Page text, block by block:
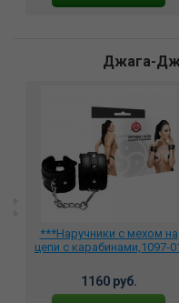
Джага-
***Наручники с мехом на
цепи с карабинами,1097-
1160 руб.